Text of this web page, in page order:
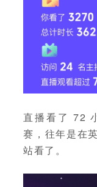
直播看了 72
赛，往年是在
站看了。